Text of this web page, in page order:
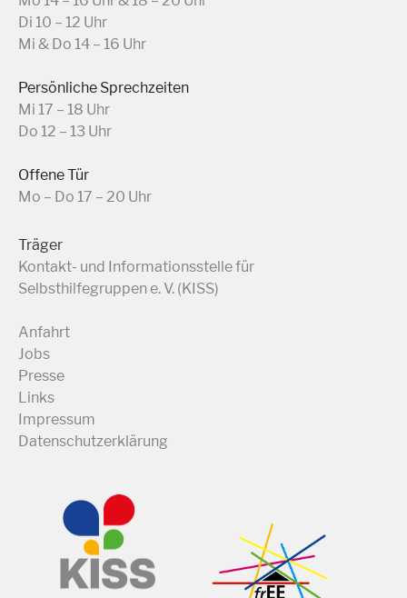
Di 10 – 12 Uhr
Mi & Do 14 – 16 Uhr
Persönliche Sprechzeiten
Mi 17 – 18 Uhr
Do 12 – 13 Uhr
Offene Tür
Mo – Do 17 – 20 Uhr
Träger
Kontakt- und Informationsstelle für
Selbsthilfegruppen e. V. (KISS)
Anfahrt
Jobs
Presse
Links
Impressum
Datenschutzerklärung